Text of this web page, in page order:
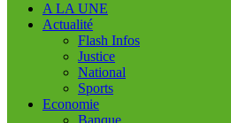
A LA UNE
Actualité
Flash Infos
Justice
National
Sports
Economie